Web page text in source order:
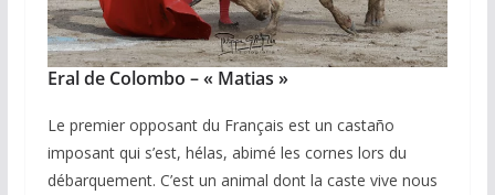
Eral de Colombo – « Matias »
Le premier opposant du Français est un castaño
imposant qui s’est, hélas, abimé les cornes lors du
débarquement. C’est un animal dont la caste vive nous